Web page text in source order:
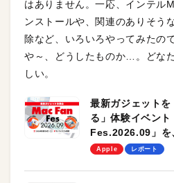
はありません。一応、インテル
ンストールや、関連のありそう
除など、いろいろやってみたの
や～、どうしたものか…。どな
しい。
最新ガジェット
る」体験イベン
Fes.2026.09」を
します！
Apple レポート